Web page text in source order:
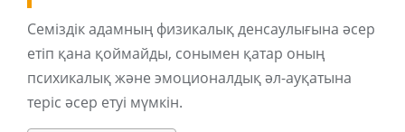
Семіздік адамның физикалық денсаулығына әсер
етіп қана қоймайды, сонымен қатар оның
психикалық және эмоционалдық әл-ауқатына
теріс әсер етуі мүмкін.